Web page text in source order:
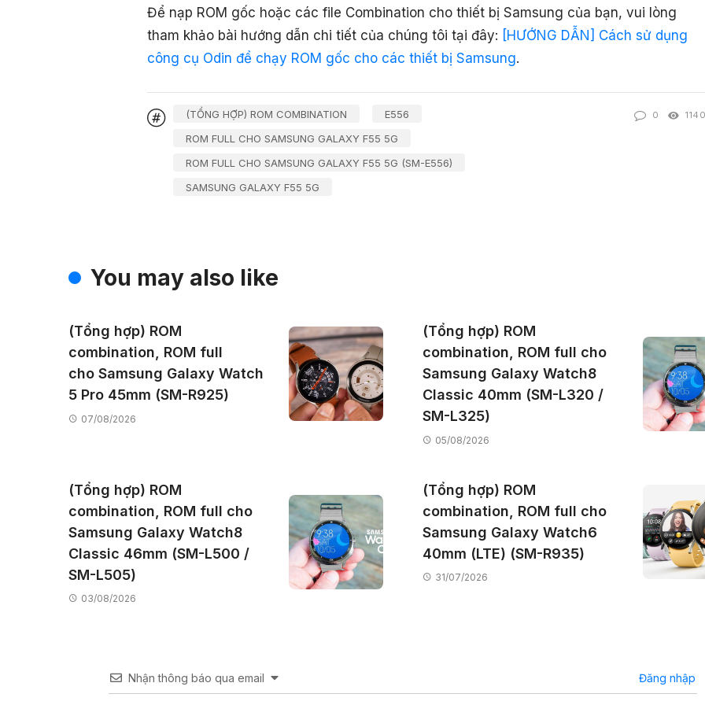
Để nạp ROM gốc hoặc các file Combination cho thiết bị Samsung của bạn, vui lòng
tham khảo bài hướng dẫn chi tiết của chúng tôi tại đây: [HƯỚNG DẪN] Cách sử dụng
công cụ Odin để chạy ROM gốc cho các thiết bị Samsung.
(TỔNG HỢP) ROM COMBINATION
E556
ROM FULL CHO SAMSUNG GALAXY F55 5G
ROM FULL CHO SAMSUNG GALAXY F55 5G (SM-E556)
SAMSUNG GALAXY F55 5G
0 1140
You may also like
(Tổng hợp) ROM
combination, ROM full
cho Samsung Galaxy Watch
5 Pro 45mm (SM-R925)
07/08/2026
(Tổng hợp) ROM
combination, ROM full cho
Samsung Galaxy Watch8
Classic 40mm (SM-L320 /
SM-L325)
05/08/2026
(Tổng hợp) ROM
combination, ROM full cho
Samsung Galaxy Watch8
Classic 46mm (SM-L500 /
SM-L505)
03/08/2026
(Tổng hợp) ROM
combination, ROM full cho
Samsung Galaxy Watch6
40mm (LTE) (SM-R935)
31/07/2026
Nhận thông báo qua email Đăng nhập